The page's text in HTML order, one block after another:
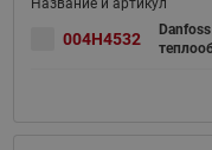
004H4532